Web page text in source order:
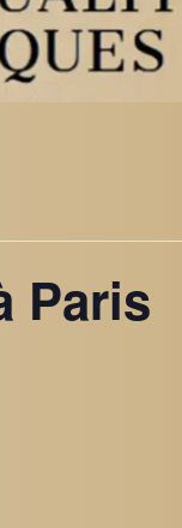
Paris